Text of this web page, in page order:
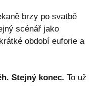
brzy po svatbě
scénář jako
období euforie a
Stejný konec. To už